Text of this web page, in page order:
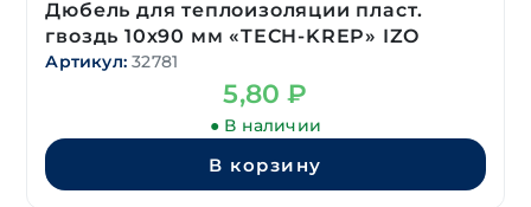
Дюбель для теплоизоляции пласт.
гвоздь 10х90 мм «TECH-KREP» IZO
Артикул: 32781
5,80₽
● В наличии
В корзину